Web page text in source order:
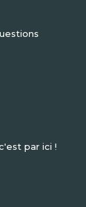
par ici !